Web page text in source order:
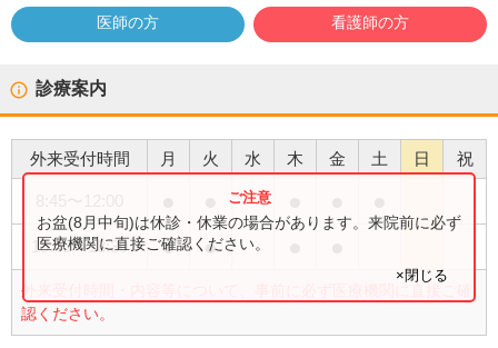
医師の方 看護師の方
診療案内
外来受付時間 月 火 水 木 金 土 日 祝
15:45〜18:30 ● ●
外来受付時間・内容等について、事前に必ず医療機関に直接ご確
認ください。
お盆(8月中旬)は休診・休業の場合があります。来院前に必ず
医療機関に直接ご確認ください。
×閉じる